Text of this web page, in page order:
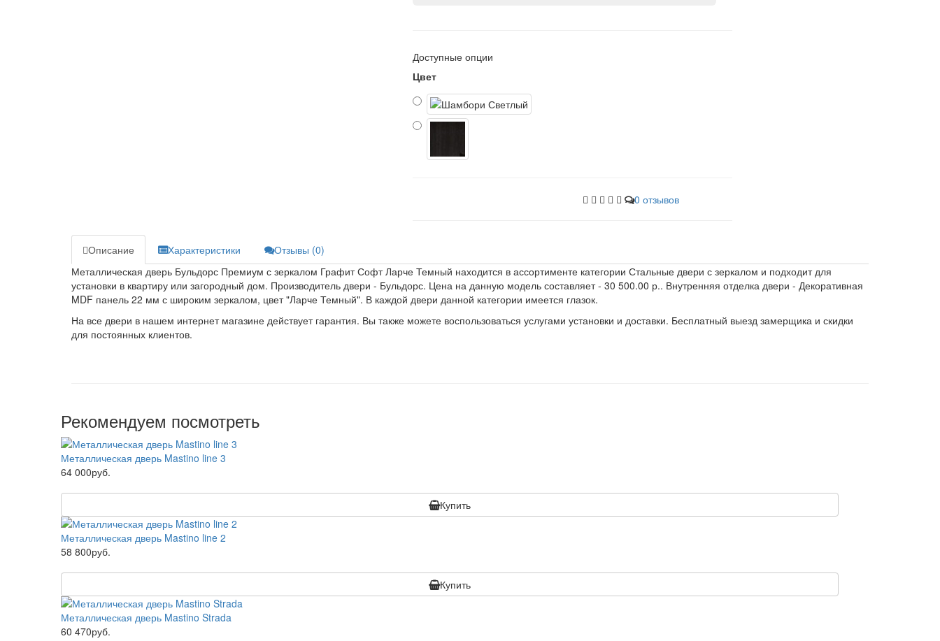
Доступные опции
Цвет
0 отзывов
Описание Характеристики
Отзывы (0)
Металлическая дверь Бульдорс Премиум с зеркалом Графит Софт Ларче Темный находится в ассортименте категории Стальные двери с зеркалом и подходит для
установки в квартиру или загородный дом. Производитель двери - Бульдорс. Цена на данную модель составляет - 30 500.00 р.. Внутренняя отделка двери - Декоративная
MDF панель 22 мм с широким зеркалом, цвет "Ларче Темный". В каждой двери данной категории имеется глазок.
На все двери в нашем интернет магазине действует гарантия. Вы также можете воспользоваться услугами установки и доставки. Бесплатный выезд замерщика и скидки
для постоянных клиентов.
Рекомендуем посмотреть
Металлическая дверь Mastino line 3
64 000руб.
Купить
Металлическая дверь Mastino line 2
58 800руб.
Купить
Металлическая дверь Mastino Strada
60 470руб.